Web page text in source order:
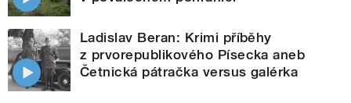
Ladislav Beran: Krimi příběhy
z prvorepublikového Písecka aneb
Četnická pátračka versus galérka